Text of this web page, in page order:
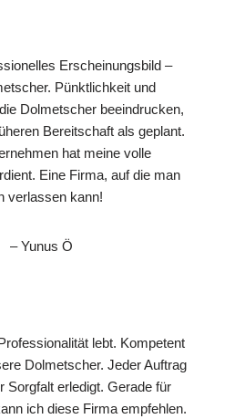
Erscheinungsbild –
Pünktlichkeit und
Dolmetscher beeindrucken,
Bereitschaft als geplant.
hat meine volle
Eine Firma, auf die man
verlassen kann!
– Yunus Ö
lebt. Kompetent
Dolmetscher. Jeder Auftrag
Sorgfalt erledigt. Gerade für
ich diese Firma empfehlen.